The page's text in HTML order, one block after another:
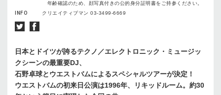
年齢確認のため、顔写真付きの公的身分証明書をご持参ください。
INFO
クリエイティブマン 03-3499-6669
日本とドイツが誇るテクノ／エレクトロニック・ミュージッ
クシーンの最重要DJ、
石野卓球とウエストバムによるスペシャルツアーが決定！
ウエストバムの初来日公演は1996年、リキッドルーム。約30